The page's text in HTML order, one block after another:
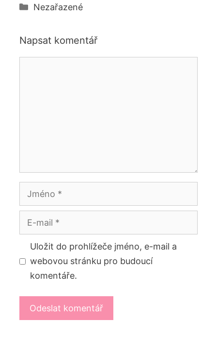
Rubriky
Nezařazené
Napsat komentář
Jméno
E-
mail
Uložit do prohlížeče jméno, e-mail a
webovou stránku pro budoucí
komentáře.